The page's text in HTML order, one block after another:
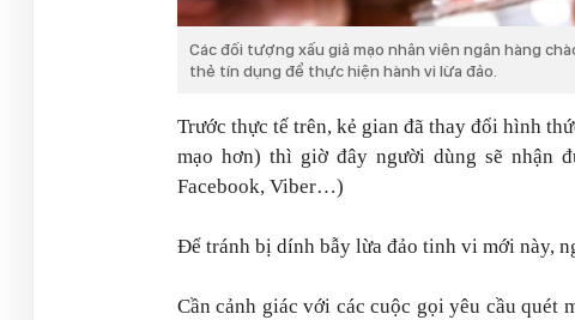
Các đối tượng xấu giả mạo nhân viên ngân hàng
thẻ tín dụng để thực hiện hành vi lừa đảo.
Trước thực tế trên, kẻ gian đã thay đổi hình
mạo hơn) thì giờ đây người dùng sẽ nhận
Facebook, Viber…)
Để tránh bị dính bẫy lừa đảo tinh vi mới này,
Cần cảnh giác với các cuộc gọi yêu cầu quét